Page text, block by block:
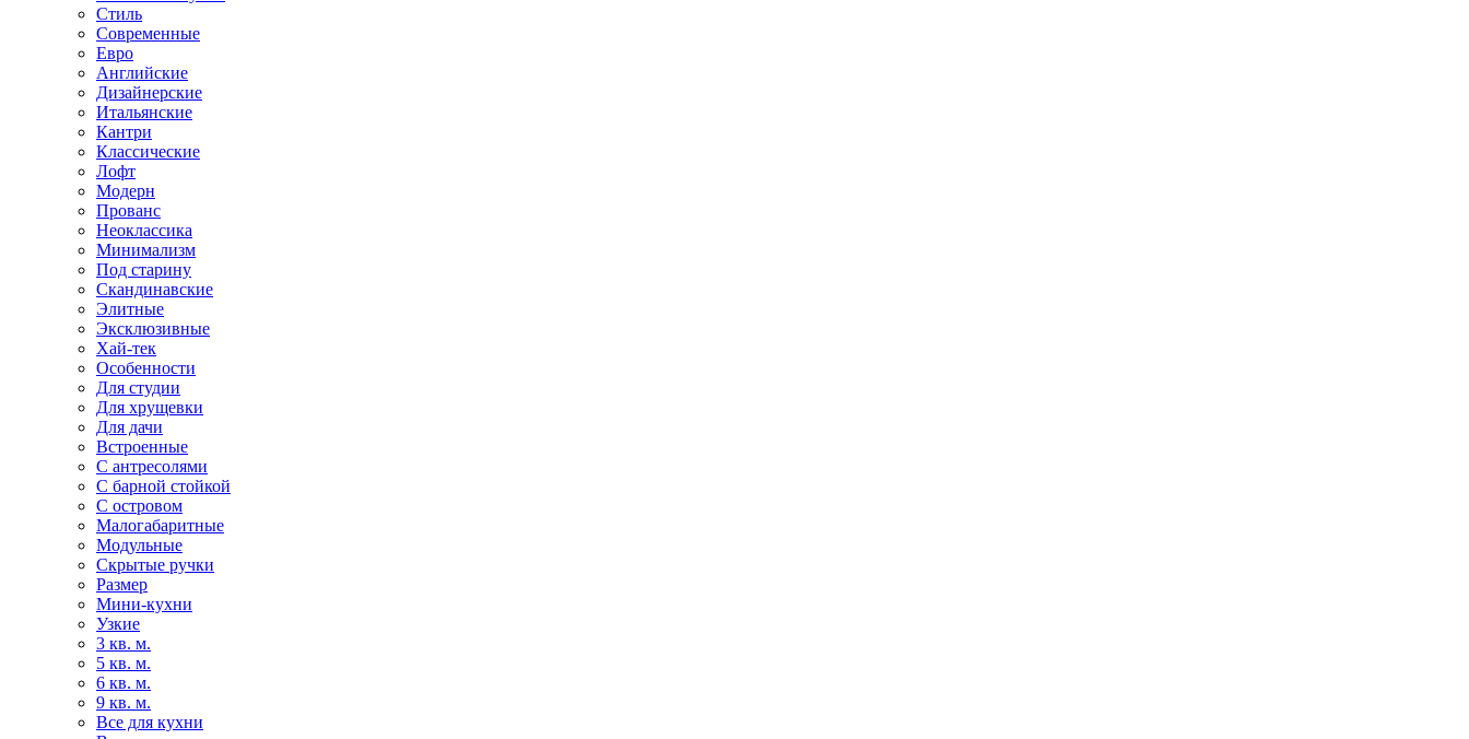
Стиль
Современные
Евро
Английские
Дизайнерские
Итальянские
Кантри
Классические
Лофт
Модерн
Прованс
Неоклассика
Минимализм
Под старину
Скандинавские
Элитные
Эксклюзивные
Хай-тек
Особенности
Для студии
Для хрущевки
Для дачи
Встроенные
С антресолями
С барной стойкой
С островом
Малогабаритные
Модульные
Скрытые ручки
Размер
Мини-кухни
Узкие
3 кв. м.
5 кв. м.
6 кв. м.
9 кв. м.
Все для кухни